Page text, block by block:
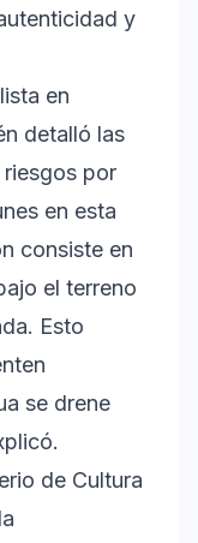
y
en
detalló las
por
en esta
consiste en
el terreno
Esto
se drene
de Cultura